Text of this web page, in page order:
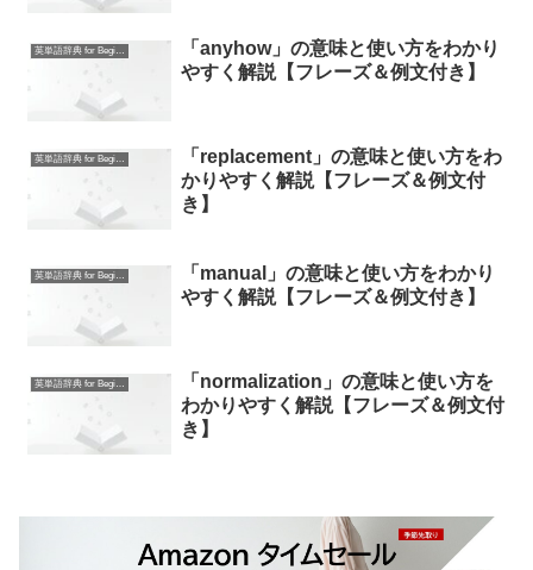
英単語辞典 for Beginners
「anyhow」の意味と使い方をわかり
やすく解説【フレーズ＆例文付き】
英単語辞典 for Beginners
「replacement」の意味と使い方をわ
かりやすく解説【フレーズ＆例文付
き】
英単語辞典 for Beginners
「manual」の意味と使い方をわかり
やすく解説【フレーズ＆例文付き】
英単語辞典 for Beginners
「normalization」の意味と使い方を
わかりやすく解説【フレーズ＆例文付
き】